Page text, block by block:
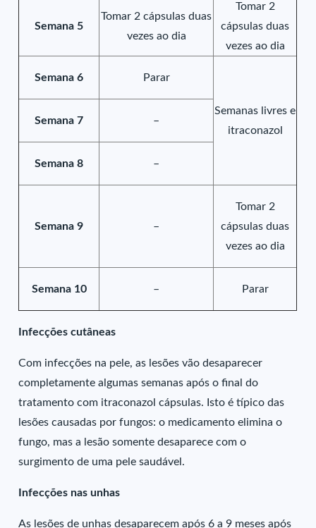
Semana 5
Tomar 2 cápsulas duas
vezes ao dia
Tomar 2
cápsulas duas
vezes ao dia
Semana 6 Parar
Semanas livres e
itraconazol
Semana 7 –
Semana 8 –
Semana 9 –
Tomar 2
cápsulas duas
vezes ao dia
Semana 10 – Parar
Infecções cutâneas
Com infecções na pele, as lesões vão desaparecer
completamente algumas semanas após o final do
tratamento com itraconazol cápsulas. Isto é típico das
lesões causadas por fungos: o medicamento elimina o
fungo, mas a lesão somente desaparece com o
surgimento de uma pele saudável.
Infecções nas unhas
As lesões de unhas desaparecem após 6 a 9 meses após